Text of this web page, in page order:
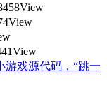
游戏源代码，“跳一